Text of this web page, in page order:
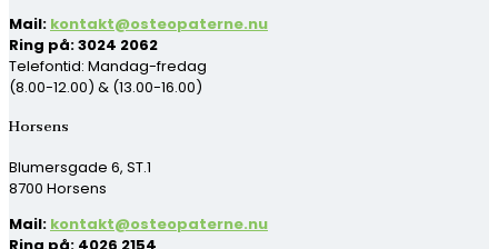
Mail: kontakt@osteopaterne.nu
Ring på: 3024 2062
Telefontid: Mandag-fredag
(8.00-12.00) & (13.00-16.00)
Horsens
Blumersgade 6, ST.1
8700 Horsens
Mail: kontakt@osteopaterne.nu